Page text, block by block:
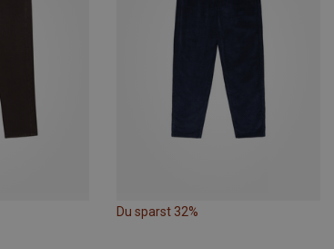
Du sparst 32%